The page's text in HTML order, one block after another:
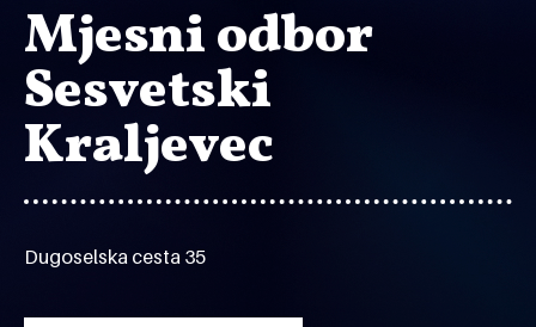
Mjesni odbor
Sesvetski
Kraljevec
Dugoselska cesta 35